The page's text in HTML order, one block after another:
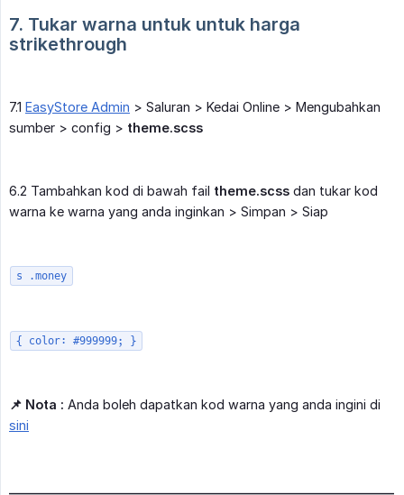
7. Tukar warna untuk untuk harga
strikethrough
7.1 EasyStore Admin > Saluran > Kedai Online > Mengubahkan
sumber > config > theme.scss
6.2 Tambahkan kod di bawah fail theme.scss dan tukar kod
warna ke warna yang anda inginkan > Simpan > Siap
s .money
{ color: #999999; }
📌 Nota : Anda boleh dapatkan kod warna yang anda ingini di
sini